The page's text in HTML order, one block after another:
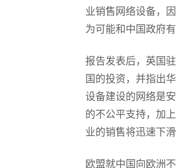
业销售网络设备，
为可能和中国政府有
报告发表后，英国
国的投资，并指出
设备建设的网络是
的不公平支持，加
业的销售将迅速下
欧盟就中国向欧洲